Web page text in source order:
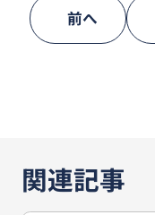
前へ
関連記事